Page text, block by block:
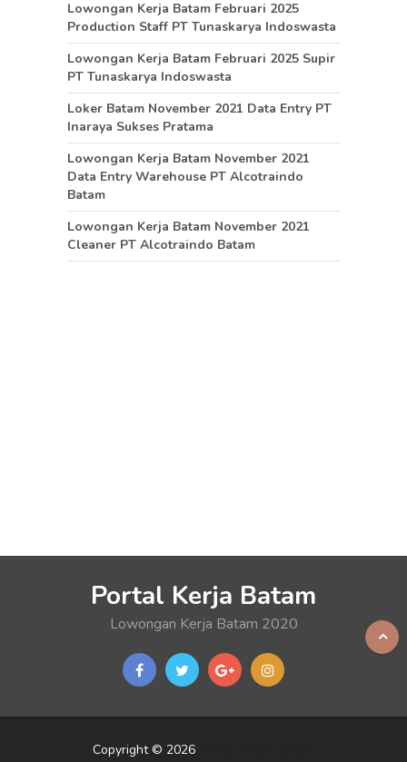
Lowongan Kerja Batam Februari 2025
Production Staff PT Tunaskarya Indoswasta
Lowongan Kerja Batam Februari 2025 Supir
PT Tunaskarya Indoswasta
Loker Batam November 2021 Data Entry PT
Inaraya Sukses Pratama
Lowongan Kerja Batam November 2021
Data Entry Warehouse PT Alcotraindo
Batam
Lowongan Kerja Batam November 2021
Cleaner PT Alcotraindo Batam
Portal Kerja Batam
Lowongan Kerja Batam 2020
Copyright © 2026